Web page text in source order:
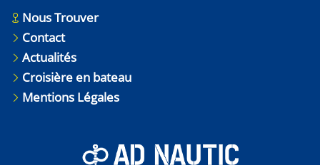
Nous Trouver
Contact
Actualités
Croisière en bateau
Mentions Légales